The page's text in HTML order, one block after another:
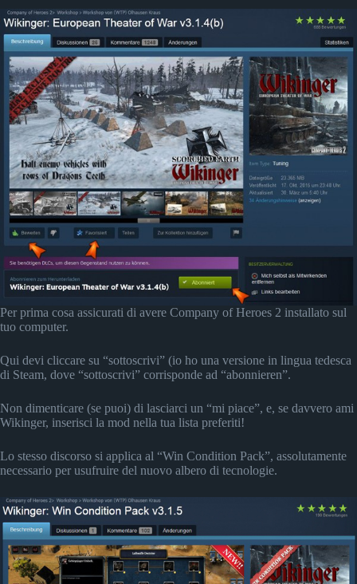
Per prima cosa assicurati di avere Company of Heroes 2 installato sul
tuo computer.
Qui devi cliccare su “sottoscrivi” (io ho una versione in lingua tedesca
di Steam, dove “sottoscrivi” corrisponde ad “abonnieren”.
Non dimenticare (se puoi) di lasciarci un “mi piace”, e, se davvero ami
Wikinger, inserisci la mod nella tua lista preferiti!
Lo stesso discorso si applica al “Win Condition Pack”, assolutamente
necessario per usufruire del nuovo albero di tecnologie.